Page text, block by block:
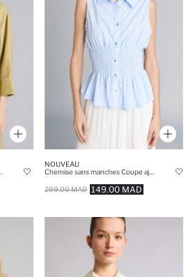
NOUVEAU
149.00 MAD
299.00 MAD